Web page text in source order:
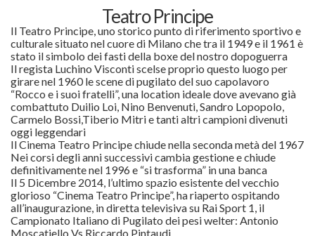
Teatro Principe
Il Teatro Principe, uno storico punto di riferimento sportivo e
culturale situato nel cuore di Milano che tra il 1949 e il 1961 è
stato il simbolo dei fasti della boxe del nostro dopoguerra
Il regista Luchino Visconti scelse proprio questo luogo per
girare nel 1960 le scene di pugilato del suo capolavoro
“Rocco e i suoi fratelli”, una location ideale dove avevano già
combattuto Duilio Loi, Nino Benvenuti, Sandro Lopopolo,
Carmelo Bossi,Tiberio Mitri e tanti altri campioni divenuti
oggi leggendari
Il Cinema Teatro Principe chiude nella seconda metà del 1967
Nei corsi degli anni successivi cambia gestione e chiude
definitivamente nel 1996 e “si trasforma” in una banca
Il 5 Dicembre 2014, l’ultimo spazio esistente del vecchio
glorioso “Cinema Teatro Principe”, ha riaperto ospitando
all’inaugurazione, in diretta televisiva su Rai Sport 1, il
Campionato Italiano di Pugilato dei pesi welter: Antonio
Moscatiello Vs Riccardo Pintaudi